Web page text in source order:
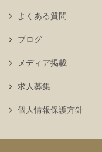
よくある質問
ブログ
メディア掲載
求人募集
個人情報保護方針